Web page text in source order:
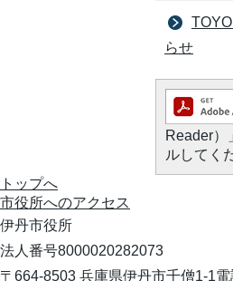
らせ
Reader）
ルしてく
トップへ
市役所へのアクセス
伊丹市役所
法人番号8000020282073
〒664-8503 兵庫県伊丹市千僧1-1